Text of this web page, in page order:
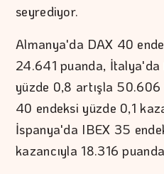
seyrediyor.
Almanya'da DAX 40
24.641 puanda,
yüzde 0,8 artışla 50.606
40 endeksi yüzde 0,1
İspanya'da IBEX 35
kazancıyla 18.316